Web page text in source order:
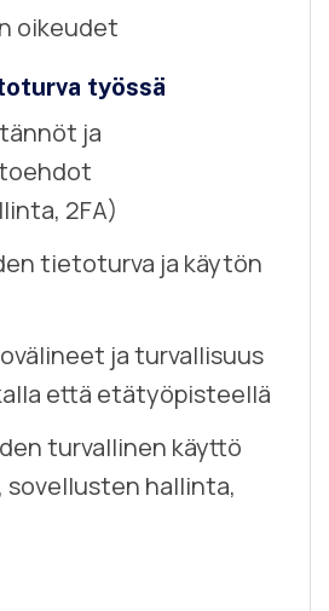
oikeudet
työssä
ja
2FA)
tietoturva ja käytön
ja turvallisuus
että etätyöpisteellä
turvallinen käyttö
hallinta,